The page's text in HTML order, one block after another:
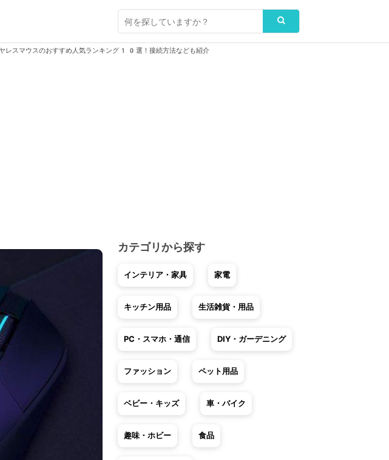
ヤレスマウスのおすすめ人気ランキング10選！接続方法なども紹介
カテゴリから探す
インテリア・家具 家電
キッチン用品 生活雑貨・用品
PC・スマホ・通信 DIY・ガーデニング
ファッション ペット用品
ベビー・キッズ 車・バイク
趣味・ホビー 食品